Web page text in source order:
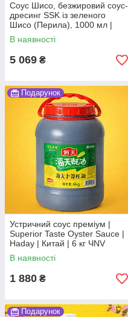
Соус Шисо, безжировий соус-
дресинг SSK із зеленого
Шисо (Перила), 1000 мл |
Non-Oil Dressing Green Perilla
(Ao-jiso) | SSK | 1л,Ю
В наявності
5 069 ₴
Подарунок
Устричний соус преміум |
Superior Taste Oyster Sauce |
Haday | Китай | 6 кг ЧNV
В наявності
1 880 ₴
Подарунок